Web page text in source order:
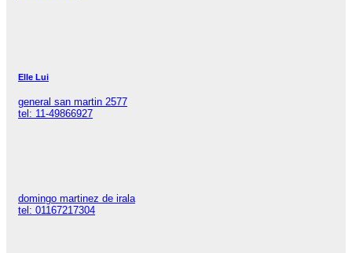
Elle Lui
general san martin 2577
tel: 11-49866927
domingo martinez de irala
tel: 01167217304